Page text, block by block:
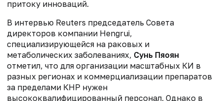
притоку инноваций.
В интервью Reuters председатель Совета
директоров компании Hengrui,
специализирующейся на раковых и
метаболических заболеваниях, Сунь Пяоян
отметил, что для организации масштабных КИ в
разных регионах и коммерциализации препаратов
за пределами КНР нужен
высококвалифицированный персонал. Однако в